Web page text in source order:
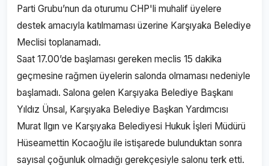
Parti Grubu’nun da oturumu CHP'li muhalif üyelere
destek amacıyla katılmaması üzerine Karşıyaka Belediye
Meclisi toplanamadı.
Saat 17.00’de başlaması gereken meclis 15 dakika
geçmesine rağmen üyelerin salonda olmaması nedeniyle
başlamadı. Salona gelen Karşıyaka Belediye Başkanı
Yıldız Ünsal, Karşıyaka Belediye Başkan Yardımcısı
Murat Ilgın ve Karşıyaka Belediyesi Hukuk İşleri Müdürü
Hüseamettin Kocaoğlu ile istişarede bulunduktan sonra
sayısal çoğunluk olmadığı gerekçesiyle salonu terk etti.